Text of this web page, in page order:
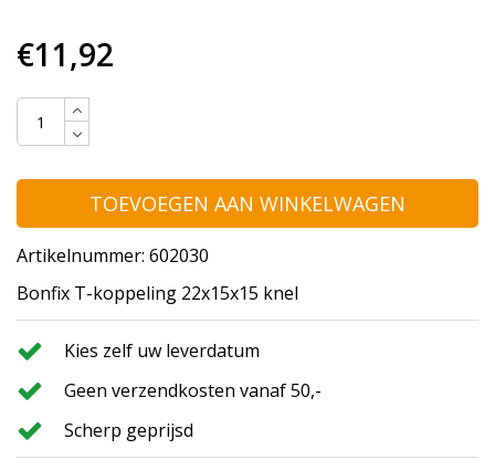
€11,92
TOEVOEGEN AAN WINKELWAGEN
Artikelnummer: 602030
Bonfix T-koppeling 22x15x15 knel
Kies zelf uw leverdatum
Geen verzendkosten vanaf 50,-
Scherp geprijsd